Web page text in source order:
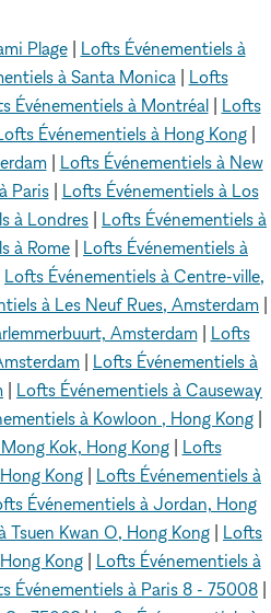
Plage| Lofts Événementiels à
à Santa Monica| Lofts
Événementiels à Montréal| Lofts
Événementiels à Hong Kong
| Lofts Événementiels à New
Paris| Lofts Événementiels à Los
à Londres
Lofts Événementiels à
à Rome
Lofts Événementiels à
Lofts Événementiels à Centre-ville,
à Les Neuf Rues, Amsterdam
Amsterdam| Lofts
Lofts Événementiels à
Lofts Événementiels à Causeway
à Kowloon , Hong Kong
Kok, Hong Kong| Lofts
Kong
Lofts Événementiels à
Événementiels à Jordan, Hong
Tsuen Kwan O, Hong Kong
Lofts
Kong| Lofts Événementiels à
Événementiels à Paris 8 - 75008